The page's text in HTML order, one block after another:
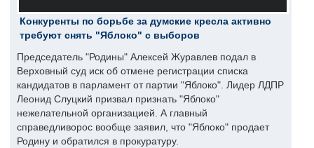
Конкуренты по борьбе за думские кресла активно
требуют снять "Яблоко" с выборов
Председатель "Родины" Алексей Журавлев подал в
Верховный суд иск об отмене регистрации списка
кандидатов в парламент от партии "Яблоко". Лидер ЛДПР
Леонид Слуцкий призвал признать "Яблоко"
нежелательной организацией. А главный
справедливорос вообще заявил, что "Яблоко" продает
Родину и обратился в прокуратуру.